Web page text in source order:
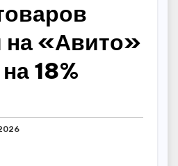
на «Авито»
18%